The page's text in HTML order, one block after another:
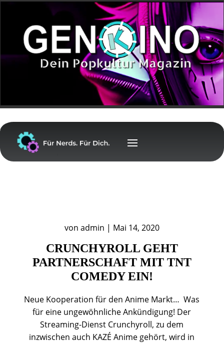
von admin | Mai 14, 2020
CRUNCHYROLL GEHT
PARTNERSCHAFT MIT TNT
COMEDY EIN!
Neue Kooperation für den Anime Markt… Was
für eine ungewöhnliche Ankündigung! Der
Streaming-Dienst Crunchyroll, zu dem
inzwischen auch KAZÉ Anime gehört, wird in